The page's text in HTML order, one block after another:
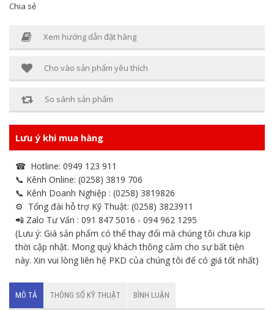
Chia sẻ
Xem hướng dẫn đặt hàng
Cho vào sản phẩm yêu thích
So sánh sản phẩm
Lưu ý khi mua hàng
☎ Hotline: 0949 123 911
📞 Kênh Online: (0258) 3819 706
📞 Kênh Doanh Nghiệp : (0258) 3819826
⚙ Tổng đài hỗ trợ Kỹ Thuật: (0258) 3823911
📲 Zalo Tư Vấn : 091 847 5016 - 094 962 1295
(Lưu ý: Giá sản phẩm có thể thay đổi mà chúng tôi chưa kịp
thời cập nhật. Mong quý khách thông cảm cho sự bất tiện
này. Xin vui lòng liên hệ PKD của chúng tôi để có giá tốt nhất)
MÔ TẢ THÔNG SỐ KỸ THUẬT BÌNH LUẬN